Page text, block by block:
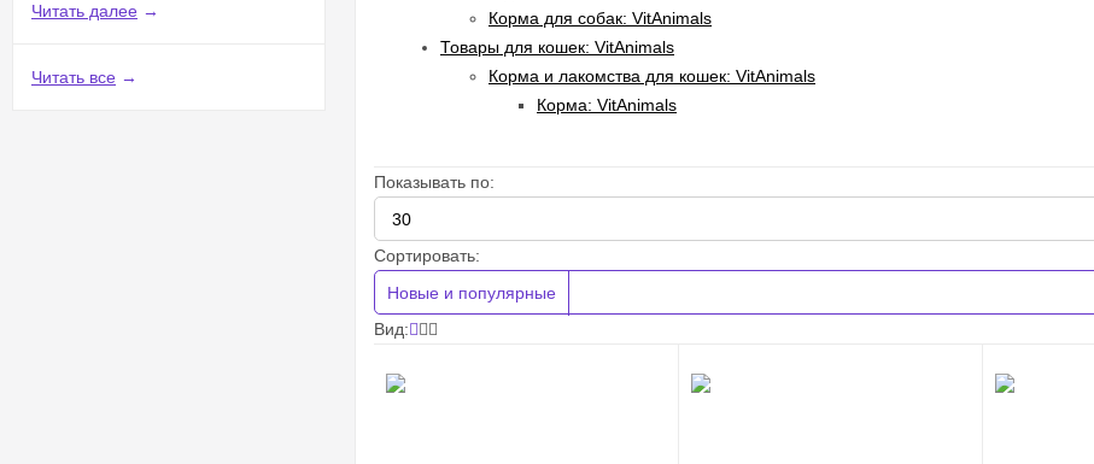
Читать далее →
Читать все →
Корма для собак: VitAnimals
Товары для кошек: VitAnimals
Корма и лакомства для кошек: VitAnimals
Корма: VitAnimals
Показывать по:
Сортировать:
Новые и популярные
Вид: